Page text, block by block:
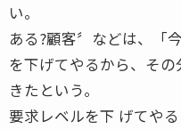
い。
ある?顧客〞などは、「
を下げてやるから、そ
きたという。
要求レベルを下 げてや